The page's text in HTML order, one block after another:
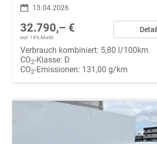
13.04.2026
32.790,– €
incl. 19% MwSt.
Verbrauch kombiniert: 5,80 l/100km
CO2-Klasse: D
CO2-Emissionen: 131,00 g/km